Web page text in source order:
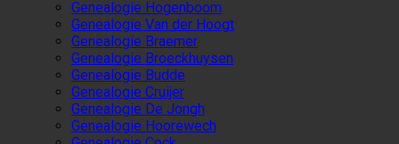
Genealogie Hogenboom
Genealogie Van der Hoogt
Genealogie Braemer
Genealogie Broeckhuysen
Genealogie Budde
Genealogie Cruijer
Genealogie De Jongh
Genealogie Hoorewech